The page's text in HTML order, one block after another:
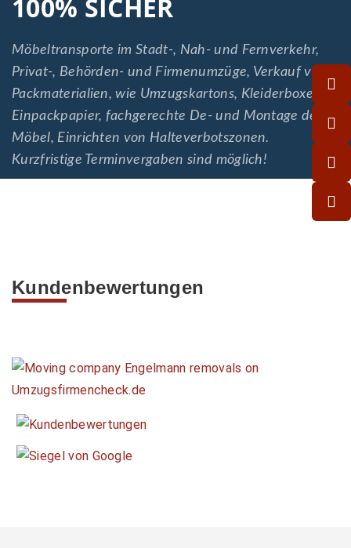
100% SICHER
Möbeltransporte im Stadt-, Nah- und Fernverkehr,
Privat-, Behörden- und Firmenumzüge, Verkauf von
Packmaterialien, wie Umzugskartons, Kleiderboxen,
Einpackpapier, fachgerechte De- und Montage der
Möbel, Einrichten von Halteverbotszonen.
Kurzfristige Terminvergaben sind möglich!
Kundenbewertungen